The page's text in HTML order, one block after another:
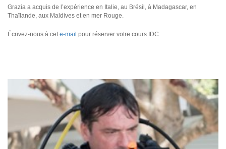
Grazia a acquis de l’expérience en Italie, au Brésil, à Madagascar, en
Thaïlande, aux Maldives et en mer Rouge.
Écrivez-nous à cete-mail pour réserver votre cours IDC.